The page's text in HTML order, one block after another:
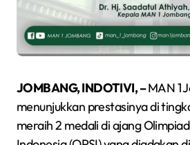
JOMBANG, INDOTIVI, –MAN 1
menunjukkan prestasinya di
meraih 2 medali di ajang